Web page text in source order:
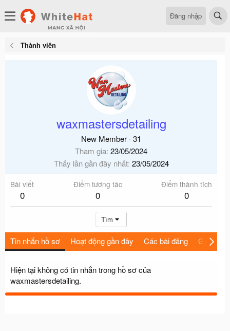
Đăng nhập
Thành viên
waxmastersdetailing
New Member · 31
Tham gia 23/05/2024
Thấy lần gần đây nhất 23/05/2024
Bài viết
0
Điểm tương tác
0
Điểm thành tích
0
Tìm
Tin nhắn hồ sơ Hoạt động gần đây Các bài đăng Giới thiệu
Hiện tại không có tin nhắn trong hồ sơ của
waxmastersdetailing.